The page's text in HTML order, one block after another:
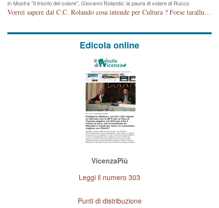
In Mostra "Il trionfo del colore", Giovanni Rolando: la paura di volare di Rucco
Vorrei sapere dal C.C. Rolando cosa intende per Cultura ? Forse tarallucci, vino e sagre, o spaghetti tricolori del PD ? Il continuo (s)parlare della mostra a Palazzo Chiericati caro consigliere DANNEGGIA FORTEMENTE l'immagine della città TUTTA e fa deviare i consensi che in RUSSIA (badi bene ex U.R.S.S.) sono ECCELLENTI. A livello artistico l'evento è di alta Valenza culturale, COMPITO di Tutta la Cittadinanza fare il possibile per propagandare l'iniziativa senza farne UN CASO PARTITICO come fa Lei da sempre. Meno Gazebo + Partecipazione! E così sia. Amen.
Edicola online
VicenzaPiù
Leggi il numero 303
Punti di distribuzione